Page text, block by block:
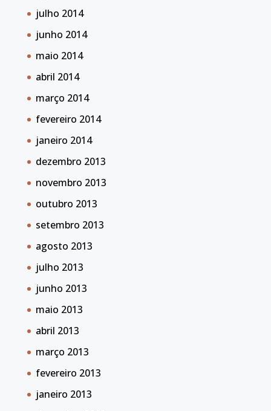
julho 2014
junho 2014
maio 2014
abril 2014
março 2014
fevereiro 2014
janeiro 2014
dezembro 2013
novembro 2013
outubro 2013
setembro 2013
agosto 2013
julho 2013
junho 2013
maio 2013
abril 2013
março 2013
fevereiro 2013
janeiro 2013